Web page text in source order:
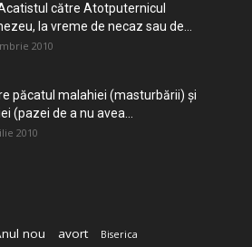
către Atotputernicul
la vreme de necaz sau de...
2010
păcatul malahiei (masturbării) şi
(pazei de a nu avea...
2010
nou avort Biserica